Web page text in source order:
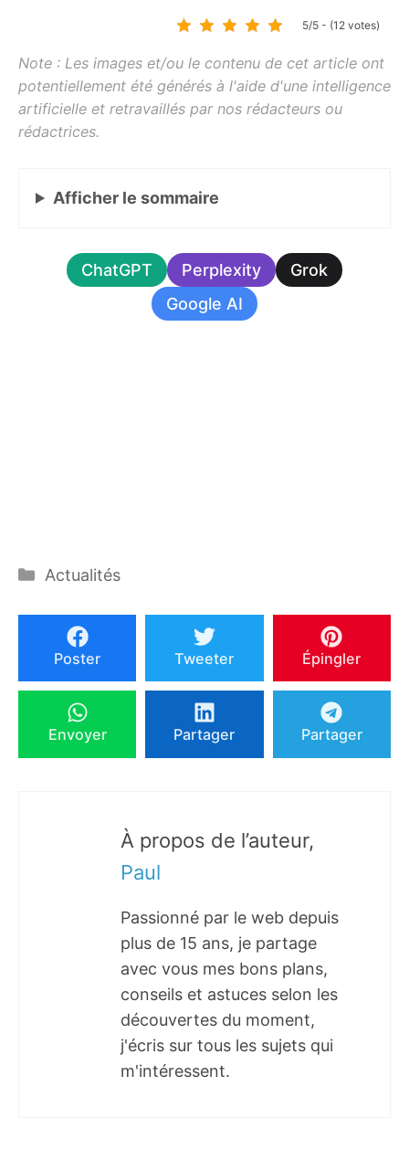
5/5 - (12 votes)
Afficher le sommaire
ChatGPT Perplexity
Grok
Google AI
Catégories
Actualités
Poster Tweeter Épingler
Envoyer Partager Partager
À propos de l’auteur,
Paul
Passionné par le web depuis
plus de 15 ans, je partage
avec vous mes bons plans,
conseils et astuces selon les
découvertes du moment,
j'écris sur tous les sujets qui
m'intéressent.